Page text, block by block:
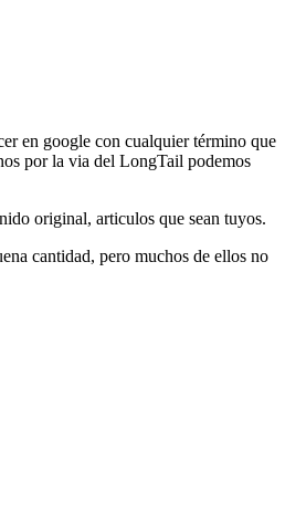
en google con cualquier término que
por la via del LongTail podemos
original, articulos que sean tuyos.
cantidad, pero muchos de ellos no